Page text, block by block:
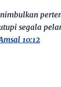
segala
10:12